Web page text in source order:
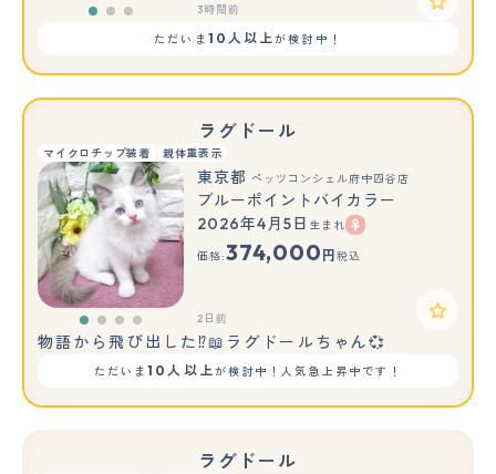
3時間前
ただいま 10人以上が検討中！
ラグドール
マイクロチップ装着 親体重表示
東京都 ペッツコンシェル府中四谷店
ブルーポイントバイカラー
2026年4月5日 生まれ
価格:374,000 円 税込
2日前
物語から飛び出した⁉📖ラグドールちゃん💞
ただいま10人以上が検討中！人気急上昇中です！
ラグドール